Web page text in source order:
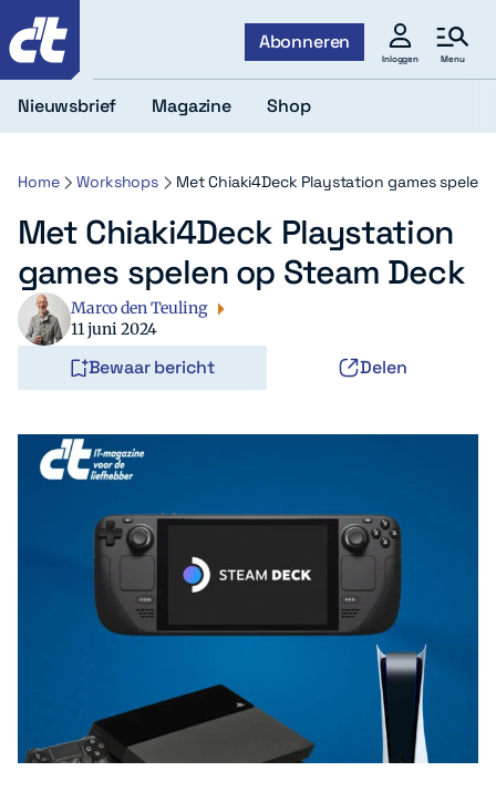
Abonneren
Inloggen Menu
Nieuwsbrief Magazine Shop
Home Workshops Met Chiaki4Deck Playstation games spelen
Met Chiaki4Deck Playstation
games spelen op Steam Deck
Marco den Teuling
11 juni 2024
Bewaar bericht Delen